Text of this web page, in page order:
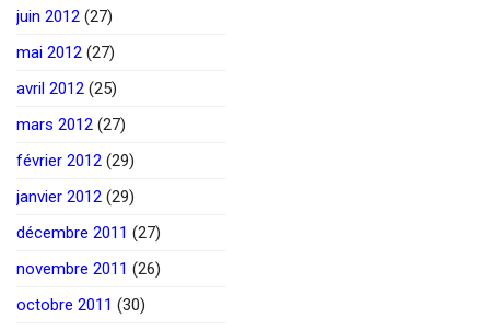
juin 2012 (27)
mai 2012 (27)
avril 2012 (25)
mars 2012 (27)
février 2012 (29)
janvier 2012 (29)
décembre 2011 (27)
novembre 2011 (26)
octobre 2011 (30)